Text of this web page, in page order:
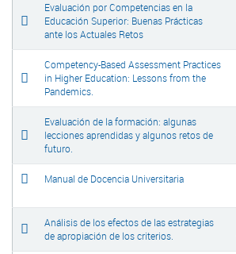
Evaluación por Competencias en la
Educación Superior: Buenas Prácticas
ante los Actuales Retos
Competency-Based Assessment Practices
in Higher Education: Lessons from the
Pandemics.
Evaluación de la formación: algunas
lecciones aprendidas y algunos retos de
futuro.
Manual de Docencia Universitaria
Análisis de los efectos de las estrategias
de apropiación de los criterios.